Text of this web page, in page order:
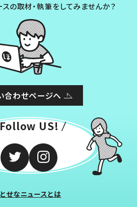
の取材・執筆をしてみませんか？
合わせページへ
Follow US!
せなニュースとは